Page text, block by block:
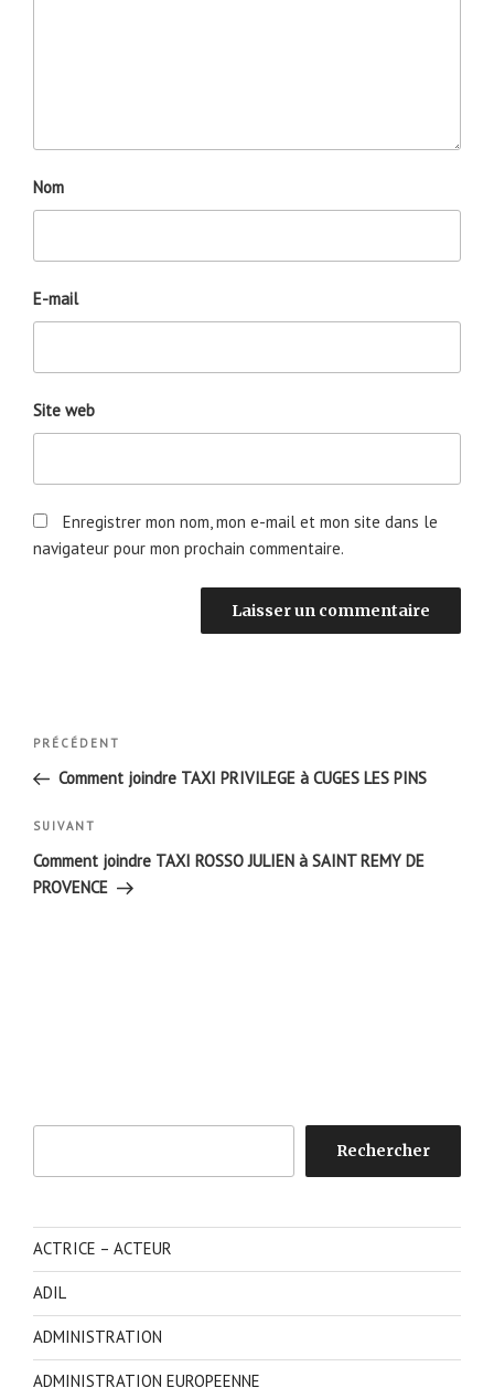
Nom
E-mail
Site web
Enregistrer mon nom, mon e-mail et mon site dans le
navigateur pour mon prochain commentaire.
Navigation
l’article
Article
précédent
PRÉCÉDENT
Comment joindre TAXI PRIVILEGE à CUGES LES PINS
Article
suivant
SUIVANT
Comment joindre TAXI ROSSO JULIEN à SAINT REMY DE
PROVENCE
Rechercher
ACTRICE – ACTEUR
ADIL
ADMINISTRATION
ADMINISTRATION EUROPEENNE